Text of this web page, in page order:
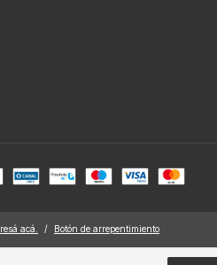
acá. / Botón de arrepentimiento